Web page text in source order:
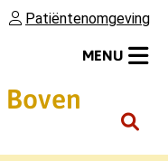
Patiëntenomgeving
Boven
H
o
MENU